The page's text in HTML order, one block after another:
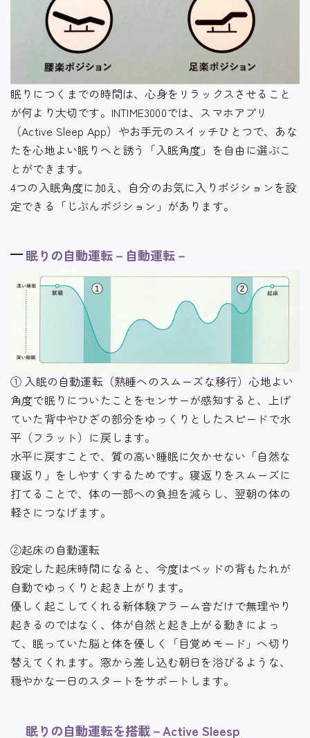
眠りにつくまでの時間は、心身をリラックスさせること
が何より大切です。INTIME3000では、スマホアプリ
（Active Sleep App）やお手元のスイッチひとつで、あな
たを心地よい眠りへと誘う「入眠角度」を自由に選ぶこ
とができます。
4つの入眠角度に加え、自分のお気に入りポジションを設
定できる「じぶんポジション」があります。
眠りの自動運転－自動運転－
① 入眠の自動運転（熟睡へのスムーズな移行）心地よい
角度で眠りについたことをセンサーが感知すると、上げ
ていた背中やひざの部分をゆっくりとしたスピードで水
平（フラット）に戻します。
水平に戻すことで、質の高い睡眠に欠かせない「自然な
寝返り」をしやすくするためです。寝返りをスムーズに
打てることで、体の一部への負担を減らし、翌朝の体の
軽さにつなげます。
②起床の自動運転
設定した起床時間になると、今度はベッドの背もたれが
自動でゆっくりと起き上がります。
優しく起こしてくれる新体験アラーム音だけで無理やり
起きるのではなく、体が自然と起き上がる動きによっ
て、眠っていた脳と体を優しく「目覚めモード」へ切り
替えてくれます。窓から差し込む朝日を浴びるような、
穏やかな一日のスタートをサポートします。
眠りの自動運転を搭載－Active Sleesp